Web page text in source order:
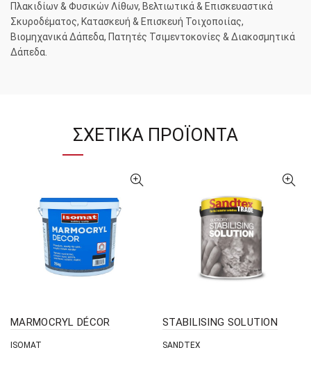
Πλακιδίων & Φυσικών Λίθων, Βελτιωτικά & Επισκευαστικά
Σκυροδέματος, Κατασκευή & Επισκευή Τοιχοποιίας,
Βιομηχανικά Δάπεδα, Πατητές Τσιμεντοκονίες & Διακοσμητικά
Δάπεδα.
ΣΧΕΤΙΚΆ ΠΡΟΪΌΝΤΑ
MARMOCRYL DÉCOR
ISOMAT
STABILISING SOLUTION
SANDTEX